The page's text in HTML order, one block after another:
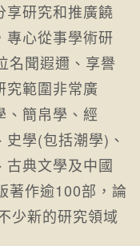
享研究和推廣饒
專心從事學術研
名聞遐邇、享譽
究範圍非常廣
、簡帛學、經
學(包括潮學)、
古典文學及中國
著作逾100部，論
少新的研究領域